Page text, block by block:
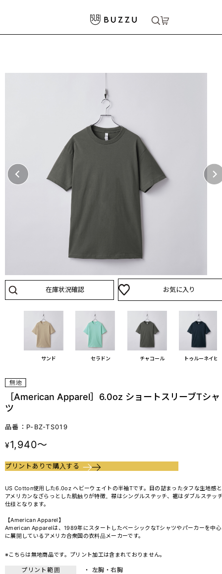
［American Apparel］6.0oz ショートスリーブTシャツ
在庫状況確認 お気に入り
サンド セラドン チャコール トゥルーネイビ
［American Apparel］6.0oz ショートスリーブTシャ
ツ
品番：P-BZ-TS019
¥1,940～
プリントありで購入する
US Cotton使用した6.0oz ヘビーウェイトの半袖Tです。目の詰まったタフな生地感と
アメリカンなざらっとした肌触りが特徴。襟はシングルステッチ、裾はダブルステッ
仕様となります。
【American Apparel】
American Apparelは、1989年にスタートしたベーシックなTシャツやパーカーを中心
に展開しているアメリカ合衆国の衣料品メーカーです。
※こちらは無地商品です。プリント加工は含まれておりません。
プリント範囲
・ 左胸・右胸